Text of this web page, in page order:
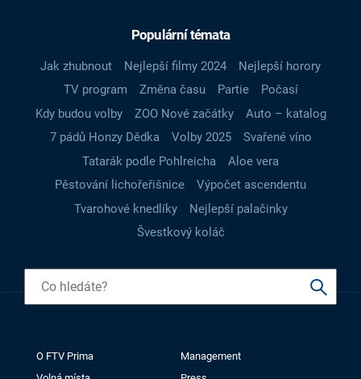
Populární témata
Jak zhubnout Nejlepší filmy 2024
Nejlepší horory
TV program
Změna času Partie
Počasí
Kdy budou volby
ZOO Nové začátky
Auto – katalog
7 pádů Honzy Dědka
Volby 2025
Svařené víno
Tatarák podle Pohlreicha
Aloe vera
Pěstování lichořeřišnice
Výpočet ascendentu
Tvarohové knedlíky
Nejlepší palačinky
Švestkový koláč
O FTV Prima
Management